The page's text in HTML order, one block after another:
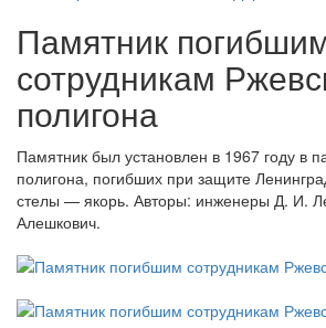
Памятник
сотрудникам
полигона
Памятник был установлен в 1967 году в
полигона, погибших при защите
стелы — якорь. Авторы: инженеры Д. И.
Алешкович.